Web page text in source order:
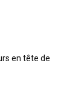
en tête de